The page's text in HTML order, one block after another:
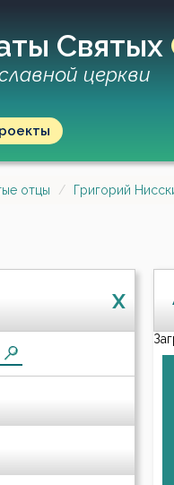
Святых
церкви
отцы Григорий
X
А-